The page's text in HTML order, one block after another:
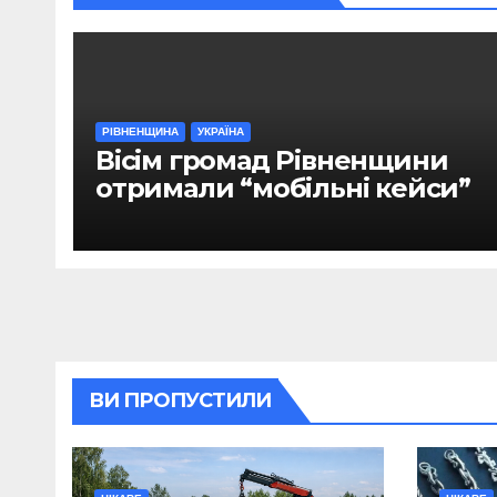
РІВНЕНЩИНА УКРАЇНА
Вісім громад Рівненщини
отримали “мобільні кейси”
ВИ ПРОПУСТИЛИ